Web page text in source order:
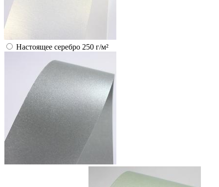
Настоящее серебро 250 г/м²